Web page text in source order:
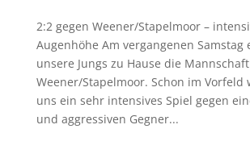
2:2 gegen Weener/Stapelmoor –
Augenhöhe Am vergangenen Samstag
unsere Jungs zu Hause die Mannschaft
Weener/Stapelmoor. Schon im Vorfeld
uns ein sehr intensives Spiel gegen
und aggressiven Gegner...